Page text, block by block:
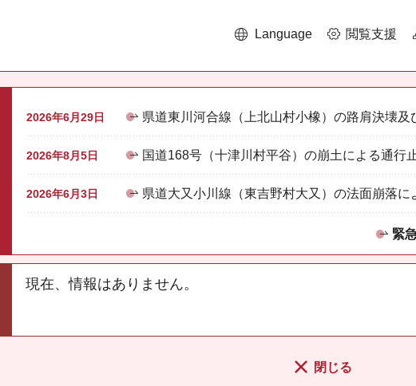
Language 閲覧支援
2026年6月29日 県道東川河合線（上北山村小橡）の路肩決壊
2026年8月5日 国道168号（十津川村平谷）の崩土による通行
2026年6月3日 県道大又小川線（東吉野村大又）の法面崩落に
緊
現在、情報はありません。
閉じる